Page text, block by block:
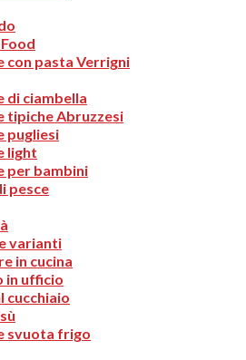
con pasta Verrigni
di ciambella
tipiche Abruzzesi
pugliesi
light
per bambini
pesce
varianti
in cucina
in ufficio
cucchiaio
svuota frigo